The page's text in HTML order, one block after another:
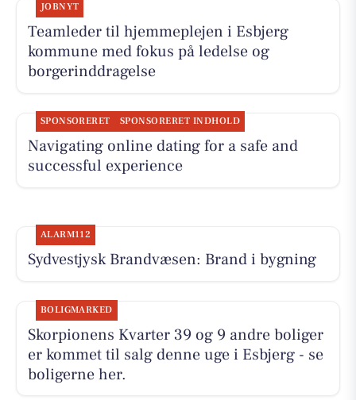
JOBNYT
Teamleder til hjemmeplejen i Esbjerg
kommune med fokus på ledelse og
borgerinddragelse
SPONSORERET SPONSORERET INDHOLD
Navigating online dating for a safe and
successful experience
ALARM112
Sydvestjysk Brandvæsen: Brand i bygning
BOLIGMARKED
Skorpionens Kvarter 39 og 9 andre boliger
er kommet til salg denne uge i Esbjerg - se
boligerne her.